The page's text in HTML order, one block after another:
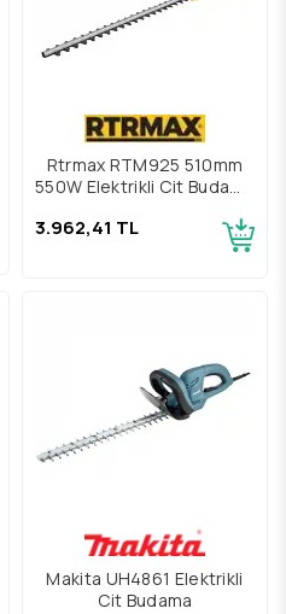
Rtrmax RTM925 510mm
550W Elektrikli Çit Budama
3.962,41 TL
Makita UH4861 Elektrikli
Çit Budama